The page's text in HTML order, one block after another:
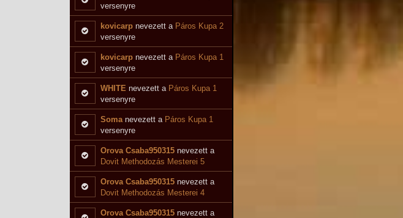
versenyre
kovicarpnevezett a Páros Kupa 2
versenyre
kovicarpnevezett a Páros Kupa 1
versenyre
WHITE nevezett a Páros Kupa 1
versenyre
Somanevezett a Páros Kupa 1
versenyre
Orova Csaba950315nevezett a
Dovit Methodozás Mesterei 5
versenyre
Orova Csaba950315nevezett a
Dovit Methodozás Mesterei 4
versenyre
Orova Csaba950315nevezett a